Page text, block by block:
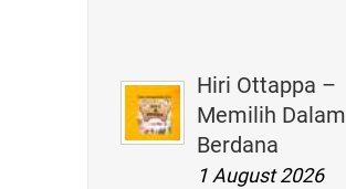
Hiri Ottappa –
Memilih Dalam
Berdana
1 August 2026